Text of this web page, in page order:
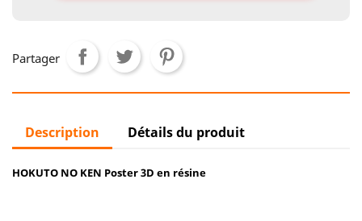
Partager
Description Détails du produit
HOKUTO NO KEN Poster 3D en résine